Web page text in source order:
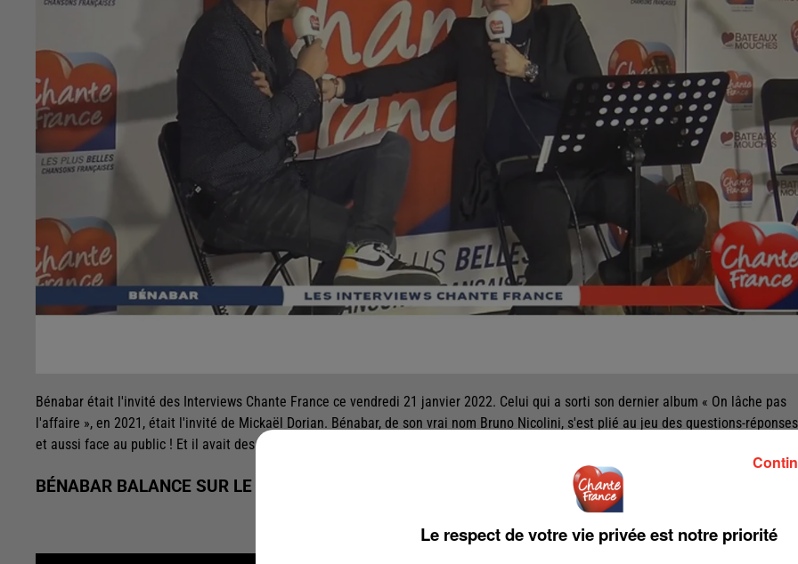
Bénabar était l'invité des Interviews Chante France ce vendredi 21 janvier 2022. Celui qui a sorti son dernier album « On lâche pas
l'affaire », en 2021, était l'invité de Mickaël Dorian. Bénabar, de son vrai nom Bruno Nicolini, s'est plié au jeu des questions-réponses
et aussi face au public ! Et il avait des choses à dire. Notamment suite à une question qui évoquait son père, régisseur au cinéma.
BÉNABAR BALANCE SUR LE MONDE DU CINÉMA, L'ARISTOCRATIE DES ACTEURS
Le respect de votre vie privée est notre priorité